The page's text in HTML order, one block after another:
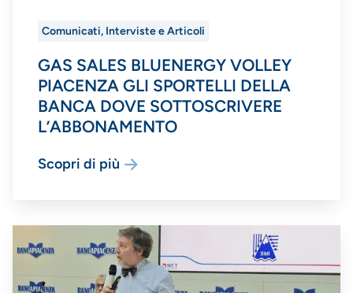
Comunicati, Interviste e Articoli
GAS SALES BLUENERGY VOLLEY
PIACENZA GLI SPORTELLI DELLA
BANCA DOVE SOTTOSCRIVERE
L’ABBONAMENTO
Scopri di più